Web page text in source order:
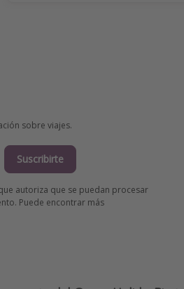
sobre viajes.
Suscribirte
autoriza que se puedan procesar
Puede encontrar más